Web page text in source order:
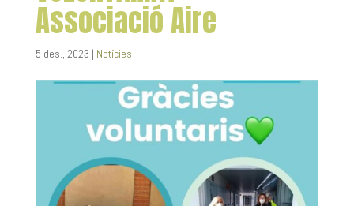
Associació Aire
5 des., 2023 | Notícies